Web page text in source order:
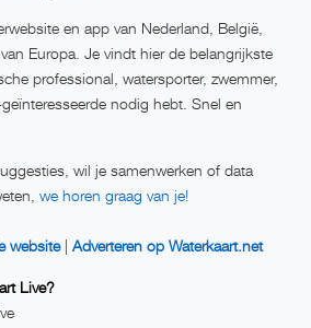
en app van Nederland, België,
Europa. Je vindt hier de belangrijkste
professional, watersporter, zwemmer,
nodig hebt. Snel en
wil je samenwerken of data
we horen graag van je!
website| Adverteren op Waterkaart.net
Live?